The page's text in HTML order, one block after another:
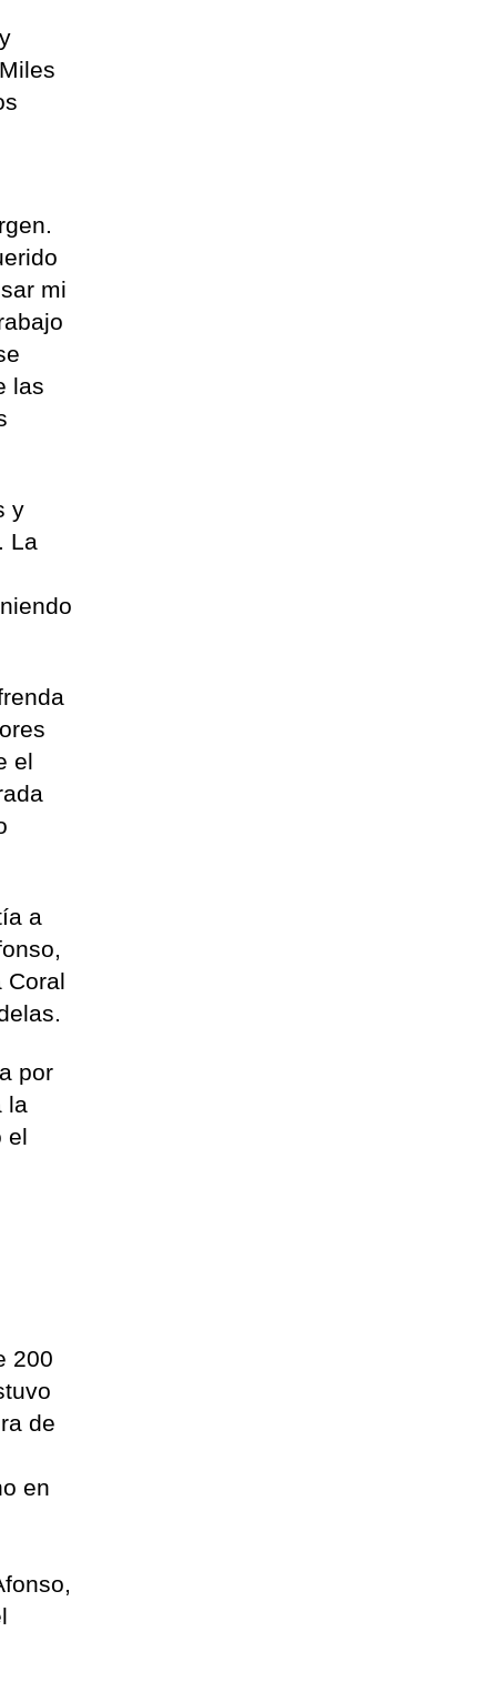
mi
las
y
La
el
a
Coral
por
la
el
200
de
en